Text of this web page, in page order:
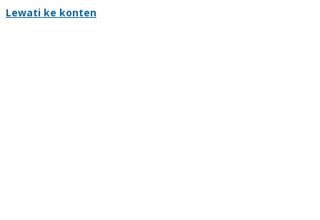
Lewati ke konten